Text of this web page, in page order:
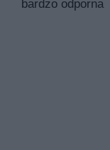
bardzo odporna